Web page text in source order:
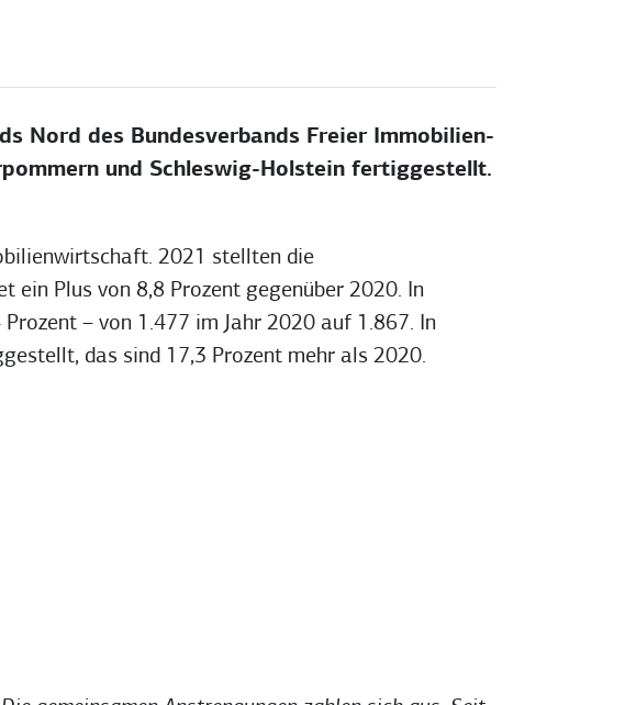
Nord des Bundesverbands Freier Immobilien-
und Schleswig-Holstein fertiggestellt.
2021 stellten die
ein Plus von 8,8 Prozent gegenüber 2020. In
– von 1.477 im Jahr 2020 auf 1.867. In
das sind 17,3 Prozent mehr als 2020.